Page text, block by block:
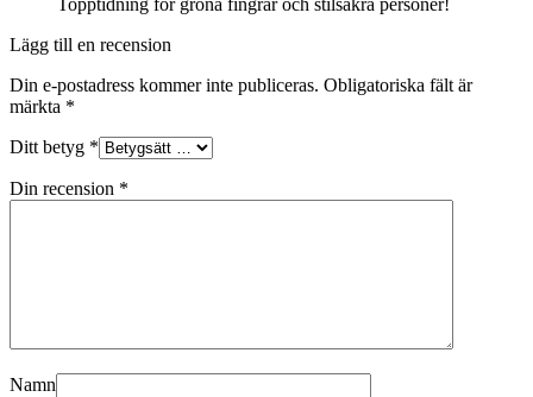
Lägg till en recension
Din e-postadress kommer inte publiceras. Obligatoriska fält är
märkta *
Ditt betyg *
Din recension *
Namn